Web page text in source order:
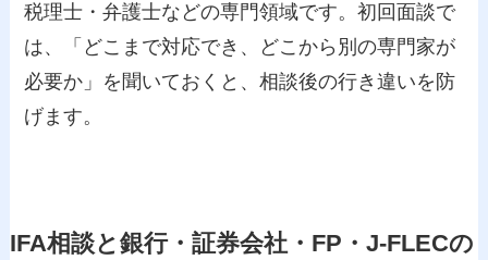
税理士・弁護士などの専門領域です。初回面談で
は、「どこまで対応でき、どこから別の専門家が
必要か」を聞いておくと、相談後の行き違いを防
げます。
IFA相談と銀行・証券会社・FP・J-FLECの